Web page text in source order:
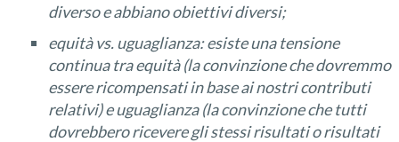
diverso e abbiano obiettivi diversi;
equità vs. uguaglianza: esiste una tensione
continua tra equità (la convinzione che dovremmo
essere ricompensati in base ai nostri contributi
relativi) e uguaglianza (la convinzione che tutti
dovrebbero ricevere gli stessi risultati o risultati